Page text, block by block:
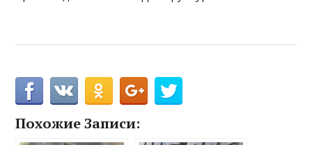
Похожие Записи: